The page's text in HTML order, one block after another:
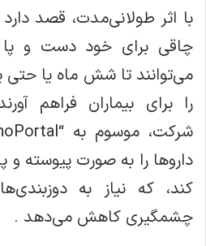
با اثر طولانی‌مدت، قصد دارد
چاقی برای خود دست و پا
می‌توانند تا شش ماه یا
را برای بیماران فراهم
داروها را به صورت پیوسته و
کند، که نیاز به
چشمگیری کاهش می‌دهد .